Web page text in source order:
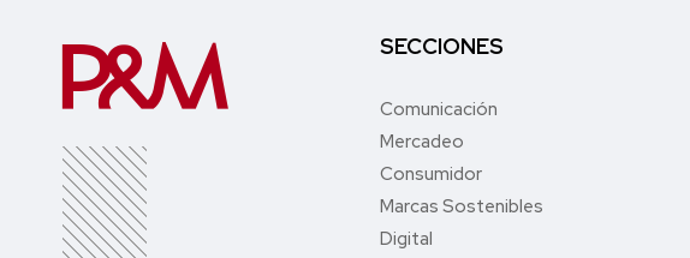
SECCIONES
Comunicación
Mercadeo
Consumidor
Marcas Sostenibles
Digital